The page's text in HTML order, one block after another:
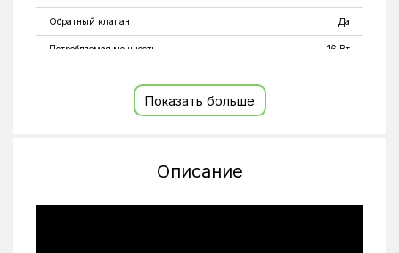
Обратный клапан Да
Потребляемая мощность 16 Вт
Показать больше
Описание